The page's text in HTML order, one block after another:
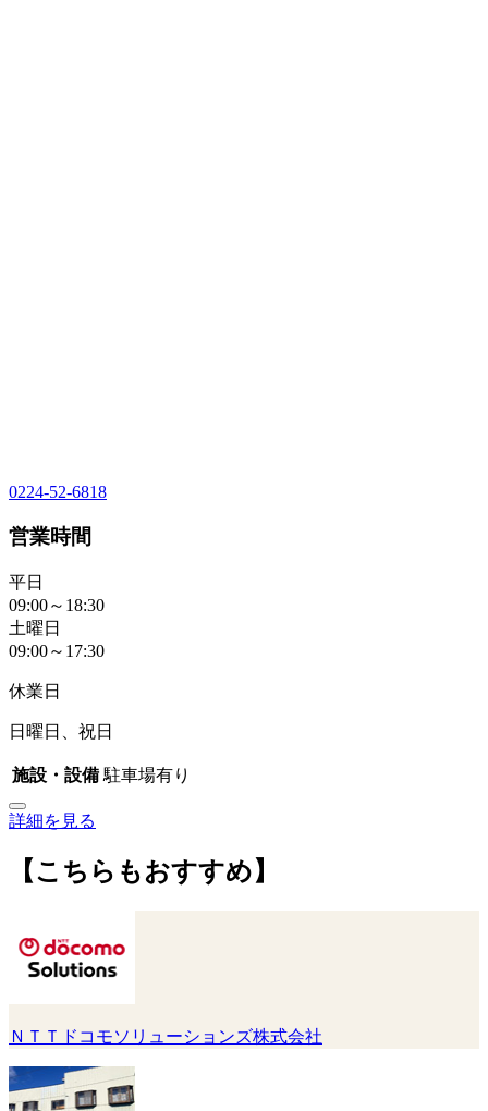
0224-52-6818
営業時間
平日
09:00～18:30
土曜日
09:00～17:30
休業日
日曜日、祝日
施設・設備 駐車場有り
詳細を見る
【こちらもおすすめ】
ＮＴＴドコモソリューションズ株式会社